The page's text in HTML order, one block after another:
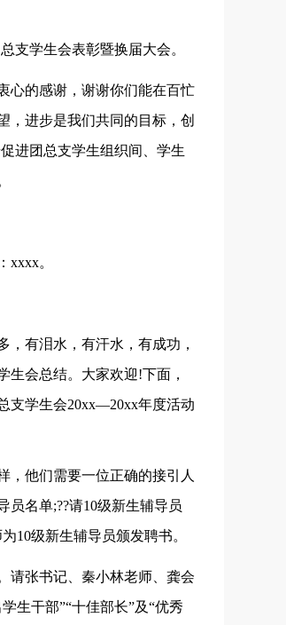
支学生会表彰暨换届大会。
心的感谢，谢谢你们能在百忙
，进步是我们共同的目标，创
进团总支学生组织间、学生
xxxx。
，有泪水，有汗水，有成功，
会总结。大家欢迎!下面，
支学生会20xx—20xx年度活动
，他们需要一位正确的接引人
员名单;??请10级新生辅导员
10级新生辅导员颁发聘书。
请张书记、秦小林老师、龚会
生干部”“十佳部长”及“优秀